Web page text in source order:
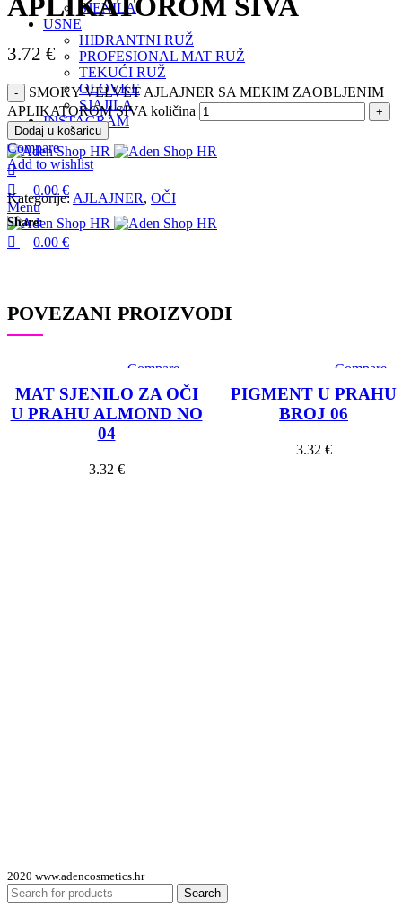
SJENILA
USNE
HIDRANTNI RUŽ
PROFESIONAL MAT RUŽ
TEKUĆI RUŽ
OLOVKE
SJAJILA
INSTAGRAM
0.00€
Menu
0.00 €
APLIKATOROM SIVA
3.72 €
SMOKY VELVET AJLAJNER SA MEKIM ZAOBLJENIM
APLIKATOROM SIVA količina
Dodaj u košaricu
Compare
Add to wishlist
Kategorije: AJLAJNER, OČI
Share:
POVEZANI PROIZVODI
Compare
Quick view
Add to wishlist
MAT SJENILO ZA OČI
U PRAHU ALMOND NO
04
3.32 €
Compare
Quick view
Add to
PIGMENT U PRAHU
BROJ 06
3.32 €
2020 www.adencosmetics.hr
Search